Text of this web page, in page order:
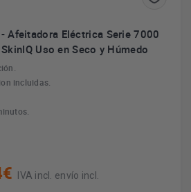
Afeitadora Eléctrica Serie 7000
Uso en Seco y Húmedo
incluidas.
IVA incl. envío incl.